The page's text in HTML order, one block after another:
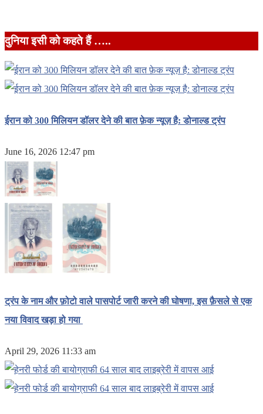
दुनिया इसी को कहते हैं …..
ईरान को 300 मिलियन डॉलर देने की बात फ़ेक न्यूज़ है: डोनाल्ड ट्रंप
June 16, 2026 12:47 pm
ट्रंप के नाम और फ़ोटो वाले पासपोर्ट जारी करने की घोषणा, इस फ़ैसले से एक
नया विवाद खड़ा हो गया
April 29, 2026 11:33 am